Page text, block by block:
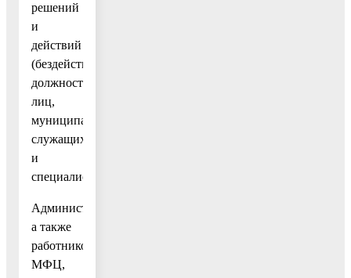
решений
и
действий
(бездействия)
должностных
лиц,
муниципальных
служащих
и
специалистов
Администрации,
а также
работников
МФЦ,